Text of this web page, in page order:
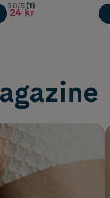
5.0/5 (1)
24 kr